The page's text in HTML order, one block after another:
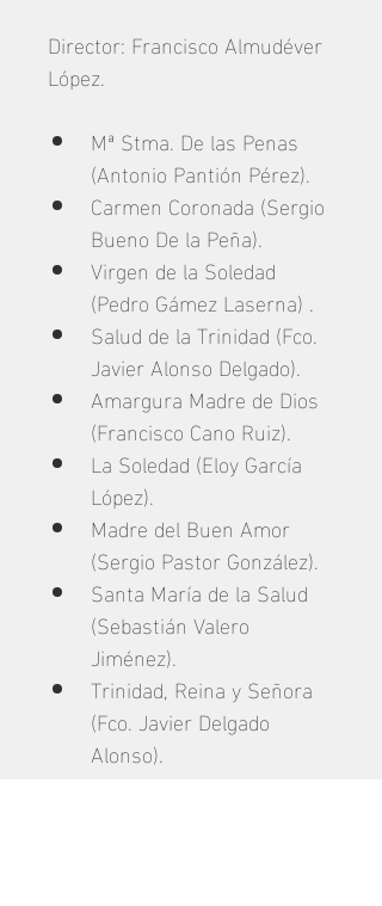
Director: Francisco Almudéver
López.
Mª Stma. De las Penas
(Antonio Pantión Pérez).
Carmen Coronada (Sergio
Bueno De la Peña).
Virgen de la Soledad
(Pedro Gámez Laserna) .
Salud de la Trinidad (Fco.
Javier Alonso Delgado).
Amargura Madre de Dios
(Francisco Cano Ruiz).
La Soledad (Eloy García
López).
Madre del Buen Amor
(Sergio Pastor González).
Santa María de la Salud
(Sebastián Valero
Jiménez).
Trinidad, Reina y Señora
(Fco. Javier Delgado
Alonso).